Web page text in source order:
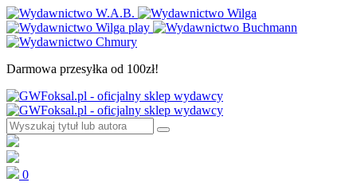
Darmowa przesyłka od 100zł!
0